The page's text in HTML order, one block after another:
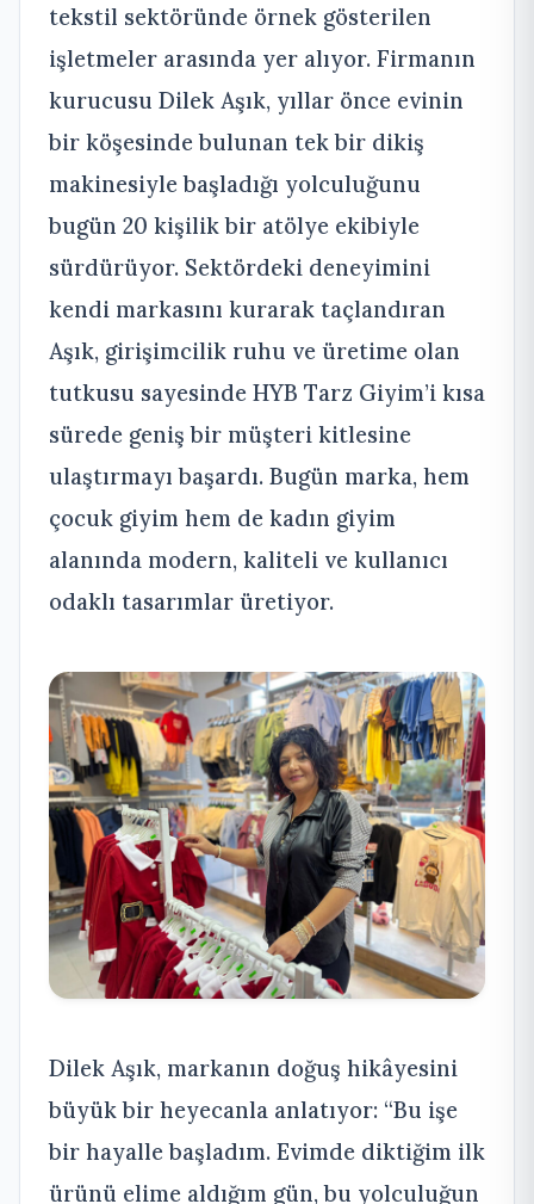
tekstil sektöründe örnek gösterilen
işletmeler arasında yer alıyor. Firmanın
kurucusu Dilek Aşık, yıllar önce evinin
bir köşesinde bulunan tek bir dikiş
makinesiyle başladığı yolculuğunu
bugün 20 kişilik bir atölye ekibiyle
sürdürüyor. Sektördeki deneyimini
kendi markasını kurarak taçlandıran
Aşık, girişimcilik ruhu ve üretime olan
tutkusu sayesinde HYB Tarz Giyim’i kısa
sürede geniş bir müşteri kitlesine
ulaştırmayı başardı. Bugün marka, hem
çocuk giyim hem de kadın giyim
alanında modern, kaliteli ve kullanıcı
odaklı tasarımlar üretiyor.
Dilek Aşık, markanın doğuş hikâyesini
büyük bir heyecanla anlatıyor: “Bu işe
bir hayalle başladım. Evimde diktiğim ilk
ürünü elime aldığım gün, bu yolculuğun